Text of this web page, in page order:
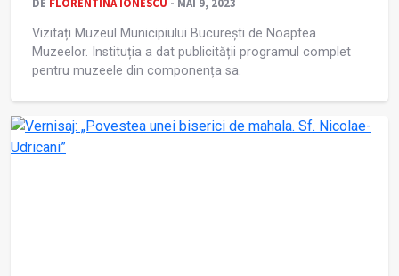
DE FLORENTINA IONESCU - MAI 9, 2023
Vizitați Muzeul Municipiului București de Noaptea
Muzeelor. Instituția a dat publicității programul complet
pentru muzeele din componența sa.